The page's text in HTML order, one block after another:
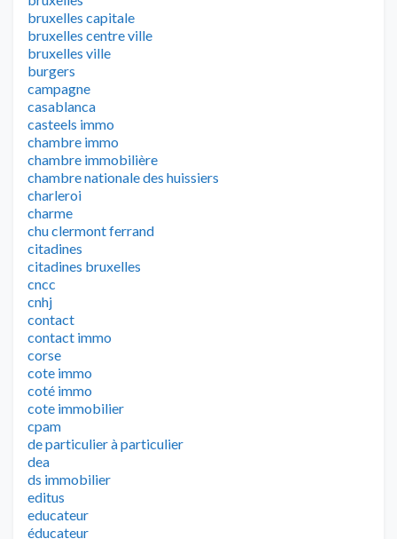
bruxelles capitale
bruxelles centre ville
bruxelles ville
burgers
campagne
casablanca
casteels immo
chambre immo
chambre immobilière
chambre nationale des huissiers
charleroi
charme
chu clermont ferrand
citadines
citadines bruxelles
cncc
cnhj
contact
contact immo
corse
cote immo
coté immo
cote immobilier
cpam
de particulier à particulier
dea
ds immobilier
editus
educateur
éducateur